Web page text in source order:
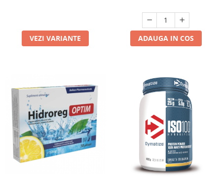
VEZI VARIANTE ADAUGA IN COS